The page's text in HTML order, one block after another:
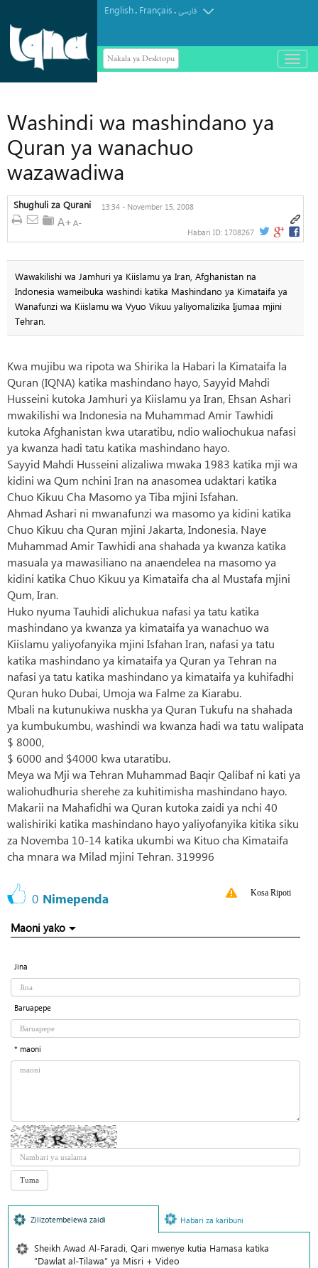
English. Français.فارسی
Nakala ya Desktopu
باز
و
Washindi wa mashindano ya
Quran ya wanachuo
wazawadiwa
Shughuli za Qurani 13:34 - November 15, 2008
Habari ID: 1708267
Wawakilishi wa Jamhuri ya Kiislamu ya Iran, Afghanistan na
Indonesia wameibuka washindi katika Mashindano ya Kimataifa ya
Wanafunzi wa Kiislamu wa Vyuo Vikuu yaliyomalizika Ijumaa mjini
Tehran.
Kwa mujibu wa ripota wa Shirika la Habari la Kimataifa la
Quran (IQNA) katika mashindano hayo, Sayyid Mahdi
Husseini kutoka Jamhuri ya Kiislamu ya Iran, Ehsan Ashari
mwakilishi wa Indonesia na Muhammad Amir Tawhidi
kutoka Afghanistan kwa utaratibu, ndio waliochukua nafasi
ya kwanza hadi tatu katika mashindano hayo.
Sayyid Mahdi Husseini alizaliwa mwaka 1983 katika mji wa
kidini wa Qum nchini Iran na anasomea udaktari katika
Chuo Kikuu Cha Masomo ya Tiba mjini Isfahan.
Ahmad Ashari ni mwanafunzi wa masomo ya kidini katika
Chuo Kikuu cha Quran mjini Jakarta, Indonesia. Naye
Muhammad Amir Tawhidi ana shahada ya kwanza katika
masuala ya mawasiliano na anaendelea na masomo ya
kidini katika Chuo Kikuu ya Kimataifa cha al Mustafa mjini
Qum, Iran.
Huko nyuma Tauhidi alichukua nafasi ya tatu katika
mashindano ya kwanza ya kimataifa ya wanachuo wa
Kiislamu yaliyofanyika mjini Isfahan Iran, nafasi ya tatu
katika mashindano ya kimataifa ya Quran ya Tehran na
nafasi ya tatu katika mashindano ya kimataifa ya kuhifadhi
Quran huko Dubai, Umoja wa Falme za Kiarabu.
Mbali na kutunukiwa nuskha ya Quran Tukufu na shahada
ya kumbukumbu, washindi wa kwanza hadi wa tatu walipata
$ 8000,
$ 6000 and $4000 kwa utaratibu.
Meya wa Mji wa Tehran Muhammad Baqir Qalibaf ni kati ya
waliohudhuria sherehe za kuhitimisha mashindano hayo.
Makarii na Mahafidhi wa Quran kutoka zaidi ya nchi 40
walishiriki katika mashindano hayo yaliyofanyika kitika siku
za Novemba 10-14 katika ukumbi wa Kituo cha Kimataifa
cha mnara wa Milad mjini Tehran. 319996
0 Nimependa Kosa Ripoti
Maoni yako
Jina
Baruapepe
* maoni
Zilizotembelewa zaidi Habari za karibuni
Sheikh Awad Al-Faradi, Qari mwenye kutia Hamasa katika
“Dawlat al-Tilawa” ya Misri + Video